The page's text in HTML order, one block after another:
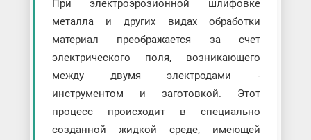
При электроэрозионной шлифовке
металла и других видах обработки
материал преображается за счет
электрического поля, возникающего
между двумя электродами -
инструментом и заготовкой. Этот
процесс происходит в специально
созданной жидкой среде, имеющей